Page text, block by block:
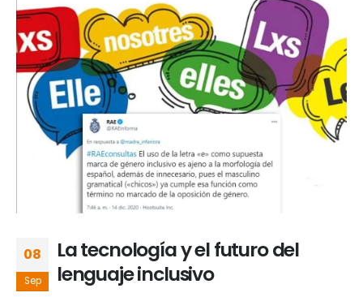
08
Sep
La tecnología y el futuro del
lenguaje inclusivo